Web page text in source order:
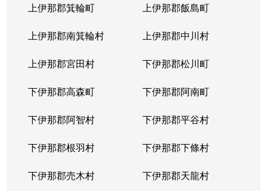
上伊那郡箕輪町 上伊那郡飯島町
上伊那郡南箕輪村 上伊那郡中川村
上伊那郡宮田村 下伊那郡松川町
下伊那郡高森町 下伊那郡阿南町
下伊那郡阿智村 下伊那郡平谷村
下伊那郡根羽村 下伊那郡下條村
下伊那郡売木村 下伊那郡天龍村